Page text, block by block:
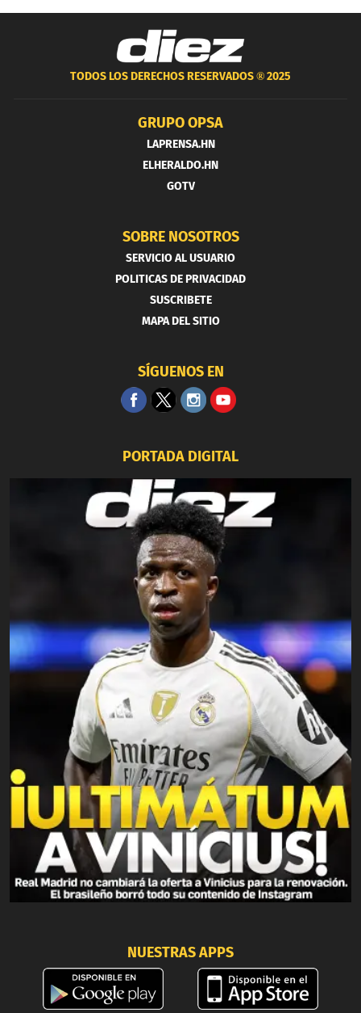
TODOS LOS DERECHOS RESERVADOS ®2025
GRUPO OPSA
LAPRENSA.HN
ELHERALDO.HN
GOTV
SOBRE NOSOTROS
SERVICIO AL USUARIO
POLITICAS DE PRIVACIDAD
SUSCRIBETE
MAPA DEL SITIO
SÍGUENOS EN
PORTADA DIGITAL
NUESTRAS APPS